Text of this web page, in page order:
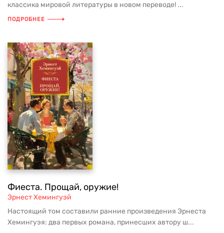
классика мировой литературы в новом переводе! ...
ПОДРОБНЕЕ
Фиеста. Прощай, оружие!
Эрнест Хемингуэй
Настоящий том составили ранние произведения Эрнеста
Хемингуэя: два первых романа, принесших автору ш...